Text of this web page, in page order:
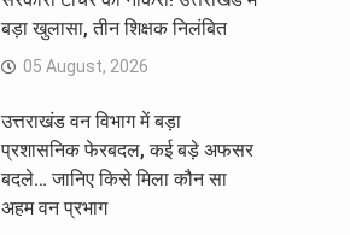
बड़ा खुलासा, तीन शिक्षक निलंबित
05 August, 2026
उत्तराखंड वन विभाग में बड़ा
प्रशासनिक फेरबदल, कई बड़े अफसर
बदले… जानिए किसे मिला कौन सा
अहम वन प्रभाग